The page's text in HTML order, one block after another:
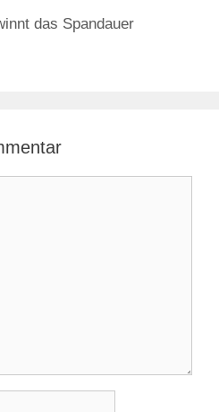
das Spandauer